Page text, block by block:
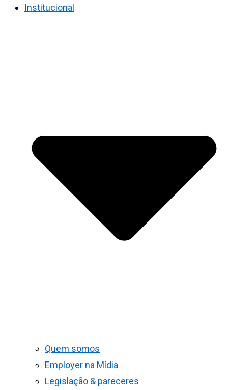
Institucional
Quem somos
Employer na Mídia
Legislação & pareceres